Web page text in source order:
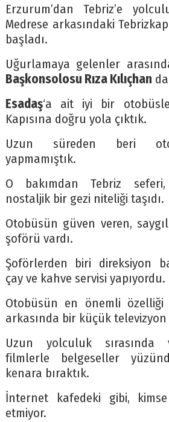
Erzurum’dan Tebriz’e
Medrese arkasındaki
başladı.
Uğurlamaya gelenler
Başkonsolosu Rıza Kılıçhan
Esadaş‘a ait iyi bir
Kapısına doğru yola çıktık.
Uzun süreden beri
yapmamıştık.
O bakımdan Tebriz
nostaljik bir gezi niteliği taşıdı.
Otobüsün güven veren,
şoförü vardı.
Şoförlerden biri direksiyon
çay ve kahve servisi yapıyordu.
Otobüsün en önemli
arkasında bir küçük televizyon
Uzun yolculuk sırasında
filmlerle belgeseller
kenara bıraktık.
İnternet kafedeki gibi,
etmiyor.